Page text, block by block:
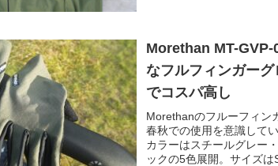
Morethan MT-GVP-
なフルフィンガーグローブ 値段不相応
でコスパ高し
Morethanのフルーフィン
春秋での使用を意識して
カラーはスチールグレー
ックの5色展開。サイズは